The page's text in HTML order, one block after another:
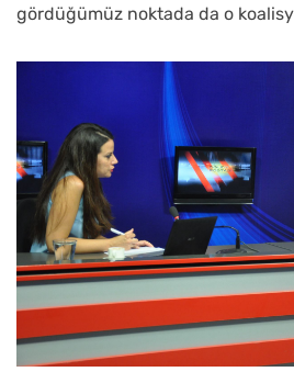
gördüğümüz noktada da o